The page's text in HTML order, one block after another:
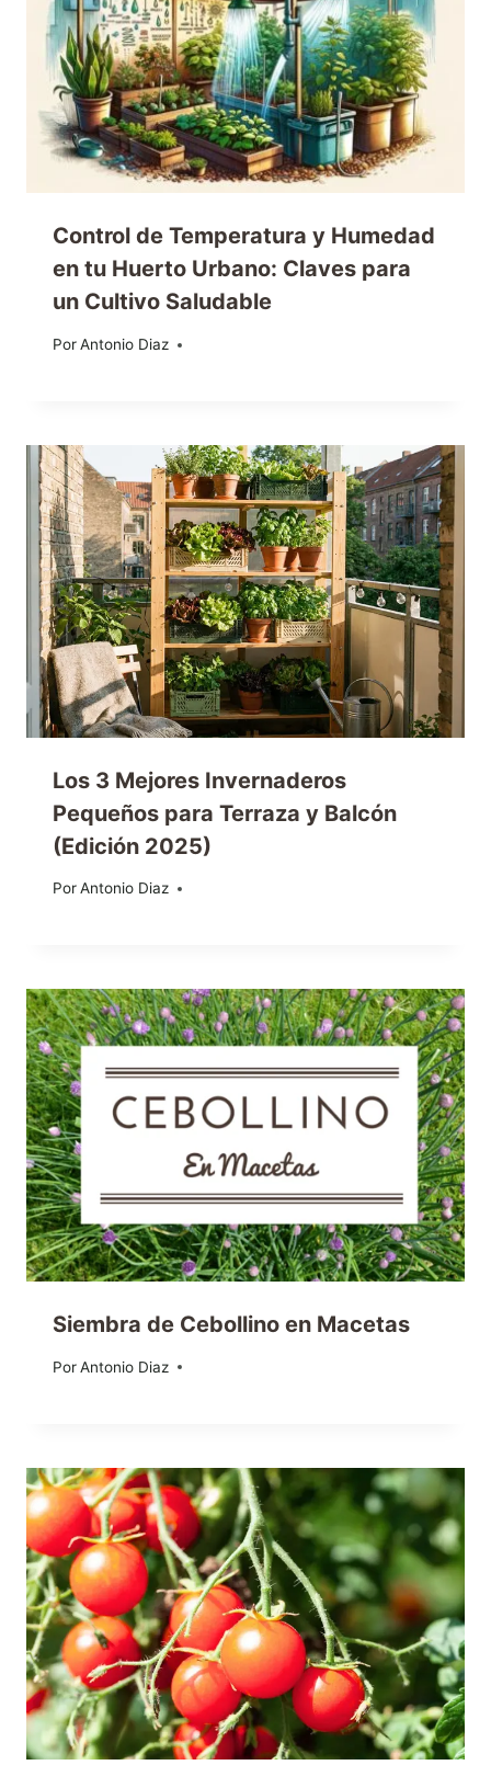
Control de Temperatura y Humedad
en tu Huerto Urbano: Claves para
un Cultivo Saludable
PorAntonio Diaz
09/02/2024
Los 3 Mejores Invernaderos
Pequeños para Terraza y Balcón
(Edición 2025)
PorAntonio Diaz
21/12/2025
Siembra de Cebollino en Macetas
PorAntonio Diaz
30/03/2016